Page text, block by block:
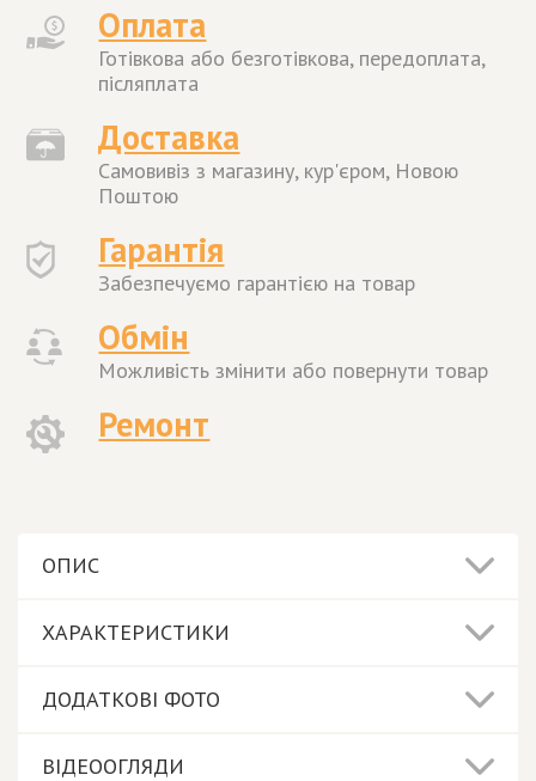
Оплата
Готівкова або безготівкова, передоплата,
післяплата
Доставка
Самовивіз з магазину, кур'єром, Новою
Поштою
Гарантія
Забезпечуємо гарантією на товар
Обмін
Можливість змінити або повернути товар
Ремонт
ОПИС
ХАРАКТЕРИСТИКИ
ДОДАТКОВІ ФОТО
ВІДЕООГЛЯДИ